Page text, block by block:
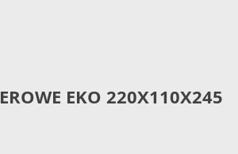
EKO 220X110X245